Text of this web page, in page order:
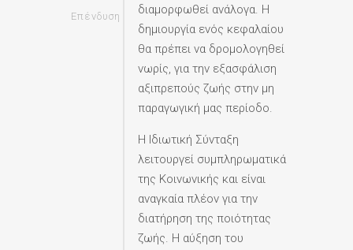
Επένδυση
διαμορφωθεί ανάλογα. Η
δημιουργία ενός κεφαλαίου
θα πρέπει να δρομολογηθεί
νωρίς, για την εξασφάλιση
αξιπρεπούς ζωής στην μη
παραγωγική μας περίοδο.
Η Ιδιωτική Σύνταξη
λειτουργεί συμπληρωματικά
της Κοινωνικής και είναι
αναγκαία πλέον για την
διατήρηση της ποιότητας
ζωής. Η αύξηση του